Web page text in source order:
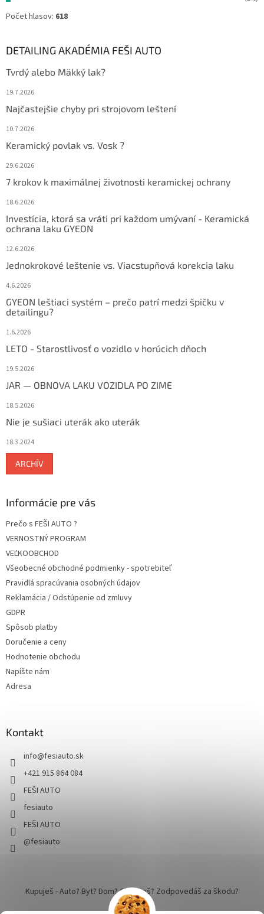
Počet hlasov: 618
DETAILING AKADÉMIA FEŠI AUTO
Tvrdý alebo Mäkký lak?
19.7.2026
Najčastejšie chyby pri strojovom leštení
10.7.2026
Keramický povlak vs. Vosk ?
29.6.2026
7 krokov k maximálnej životnosti keramickej ochrany
18.6.2026
Investícia, ktorá sa vráti pri každom umývaní - Keramická
ochrana laku GYEON
12.6.2026
Jednokrokové leštenie vs. Viacstupňová korekcia laku
4.6.2026
GYEON leštiaci systém – prečo patrí medzi špičku v
detailingu?
1.6.2026
LETO - Starostlivosť o vozidlo v horúcich dňoch
19.5.2026
JAR — OBNOVA LAKU VOZIDLA PO ZIME
18.5.2026
Nie je sušiaci uterák ako uterák
18.3.2024
ARCHÍV
Informácie pre vás
Prečo s FEŠI AUTO ?
VERNOSTNÝ PROGRAM
VEĽKOOBCHOD
Všeobecné obchodné podmienky - spotrebiteľ
Pravidlá spracúvania osobných údajov
Reklamácia / Odstúpenie od zmluvy
GDPR
Spôsob platby
Doručenie a ceny
Hodnotenie obchodu
Napíšte nám
Adresa
Kontakt
info@fesiauto.sk
+421 915 864 084
FEŠI AUTO
fesiauto
FEŠI AUTO
@fesiauto
Kupuješ - Auto? Byt? Dom? Cestuješ? Zodpovedáš za škodu?